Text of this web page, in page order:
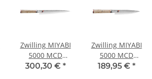
Zwilling MIYABI
5000 MCD
Sujihiki 24 cm
300,30 € *
Zwilling MIYABI
5000 MCD
Shotoh 13 cm
189,95 € *